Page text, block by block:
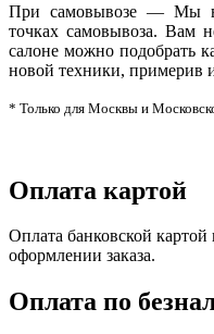
При самовывозе — Мы
точках самовывоза. Вам
салоне можно подобрать
новой техники, примерив
* Только для Москвы и
Оплата картой
Оплата банковской
оформлении заказа.
Оплата по